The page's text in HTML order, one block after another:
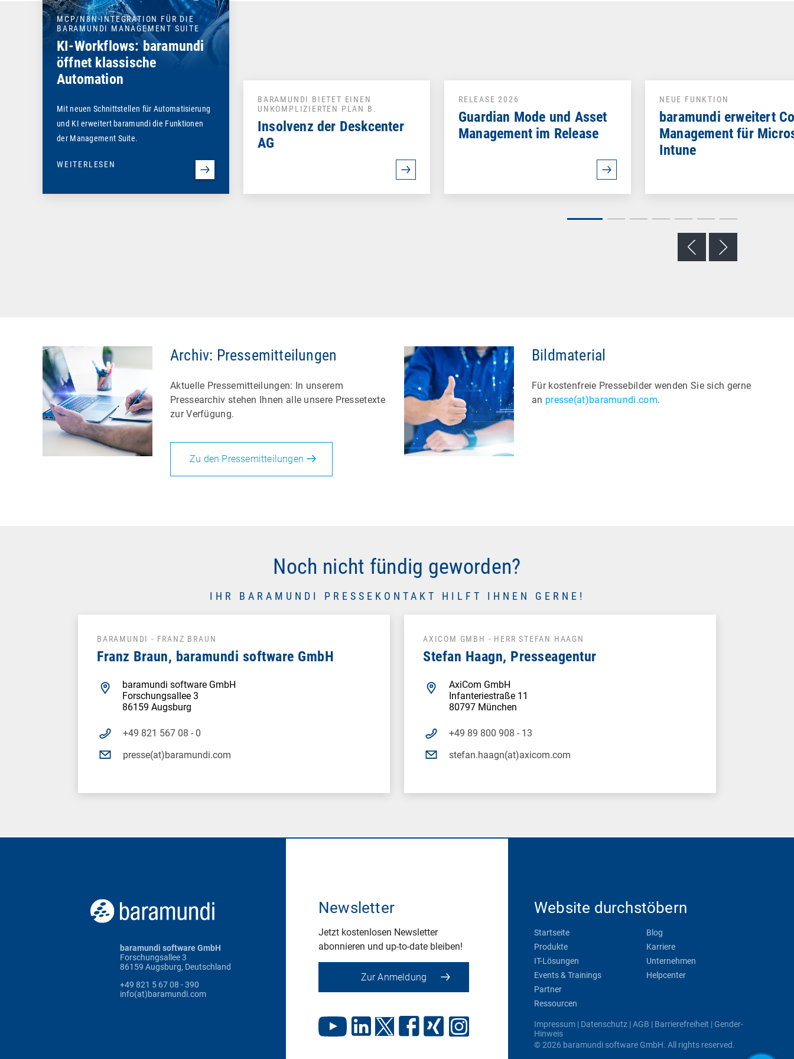
MCP/N8N-INTEGRATION FÜR DIE
BARAMUNDI MANAGEMENT SUITE
KI-Workflows: baramundi
öffnet klassische
Automation
Mit neuen Schnittstellen für Automatisierung
und KI erweitert baramundi die Funktionen
der Management Suite.
WEITERLESEN
BARAMUNDI BIETET EINEN
UNKOMPLIZIERTEN PLAN B.
Insolvenz der Deskcenter
AG
RELEASE 2026
Guardian Mode und Asset
Management im Release
NEUE FUNKTION
baramundi erweitert
Management für
Intune
Archiv: Pressemitteilungen
Aktuelle Pressemitteilungen: In unserem
Pressearchiv stehen Ihnen alle unsere Pressetexte
zur Verfügung.
Zu den Pressemitteilungen
Bildmaterial
Für kostenfreie Pressebilder wenden Sie sich gerne
an presse(at)baramundi.com.
Noch nicht fündig geworden?
IHR BARAMUNDI PRESSEKONTAKT HILFT IHNEN GERNE!
BARAMUNDI - FRANZ BRAUN
Franz Braun, baramundi software GmbH
baramundi software GmbH
Forschungsallee 3
86159 Augsburg
+49 821 567 08 - 0
presse(at)baramundi.com
AXICOM GMBH - HERR STEFAN HAAGN
Stefan Haagn, Presseagentur
AxiCom GmbH
Infanteriestraße 11
80797 München
+49 89 800 908 - 13
stefan.haagn(at)axicom.com
baramundi software GmbH
Forschungsallee 3
86159 Augsburg, Deutschland
+49 821 5 67 08 - 390
info(at)baramundi.com
Newsletter
Jetzt kostenlosen Newsletter
abonnieren und up-to-date bleiben!
Zur Anmeldung
Website durchstöbern
Startseite
Produkte
IT-Lösungen
Events & Trainings
Partner
Ressourcen
Blog
Karriere
Unternehmen
Helpcenter
Impressum| Datenschutz|AGB | Barrierefreiheit | Gender-
Hinweis
© 2026 baramundi software GmbH. All rights reserved.